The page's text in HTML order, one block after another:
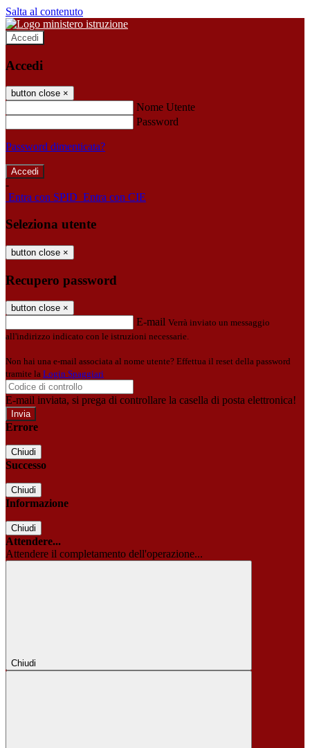
Salta al contenuto
Accedi
Accedi
button close ×
Nome Utente
Password
Password dimenticata?
-
Entra con SPID Entra con CIE
Seleziona utente
button close ×
Recupero password
button close ×
E-mail Verrà inviato un messaggio
all'indirizzo indicato con le istruzioni necessarie.
Non hai una e-mail associata al nome utente? Effettua il reset della password
tramite la Login Spaggiari
E-mail inviata, si prega di controllare la casella di posta elettronica!
Errore
Chiudi
Successo
Chiudi
Informazione
Chiudi
Attendere...
Attendere il completamento dell'operazione...
Chiudi